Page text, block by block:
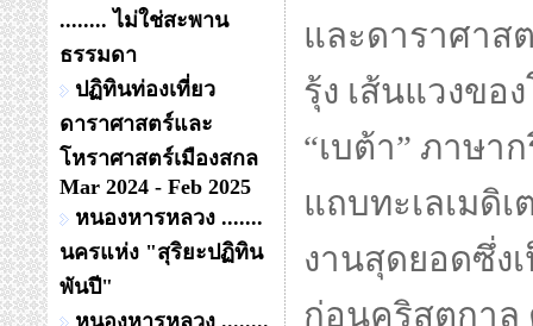
........ ไม่ใช่สะพาน
ธรรมดา
ปฏิทินท่องเที่ยว
ดาราศาสตร์และ
โหราศาสตร์เมืองสกล
Mar 2024 - Feb 2025
หนองหารหลวง .......
นครแห่ง "สุริยะปฏิทิน
พันปี"
หนองหารหลวง ........
และดาราศาส
รุ้ง เส้นแวงข
“เบต้า” ภาษา
แถบทะเลเมดิ
งานสุดยอดซึ่ง
ก่อนคริสตกาล